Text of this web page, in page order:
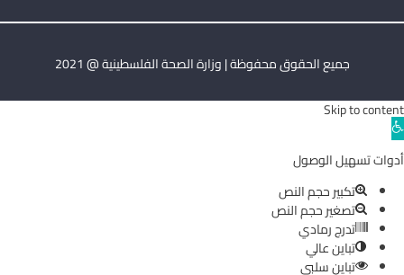
جميع الحقوق محفوظة | وزارة الصحة الفلسطينية @ 2021
Skip to content
Open
toolbar
أدوات تسهيل الوصول
تكبير حجم النص
تصغير حجم النص
تدرج رمادي
تباين عالي
تباين سلبي